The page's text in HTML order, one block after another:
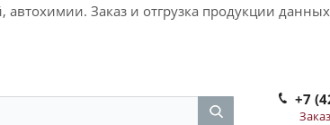
Заказ и отгрузка продукции
+7